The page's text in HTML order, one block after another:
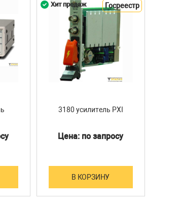
3180 усилитель PXI
Цена: по запросу
В КОРЗИНУ
Хит продаж Госреестр